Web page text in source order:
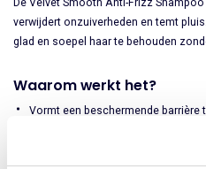
verwijdert onzuiverheden en temt
glad en soepel haar te behouden
Waarom werkt het?
Vormt een beschermende barrière